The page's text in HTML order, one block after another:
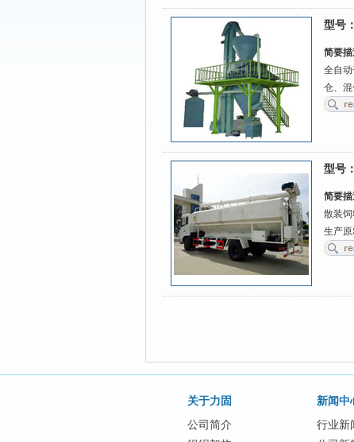
型号：
简要描
全自
仓、混
型号：
简要描
散装
生产
关于力固
公司简介
新闻中
行业新